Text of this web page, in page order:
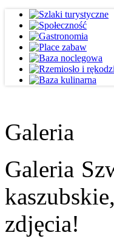
Galeria
Galeria
zdjęcia!